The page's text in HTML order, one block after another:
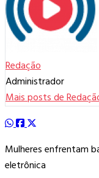
Redação
Administrador
Mais posts de
Mulheres enfrentam
eletrônica